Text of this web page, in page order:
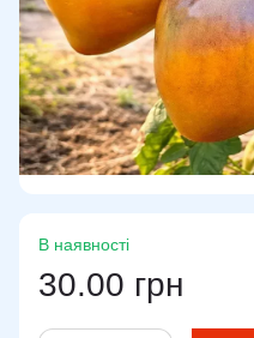
В наявності
30.00 грн